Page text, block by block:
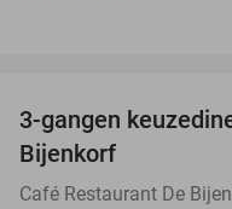
3-gangen
Bijenkorf
Café Restaurant De